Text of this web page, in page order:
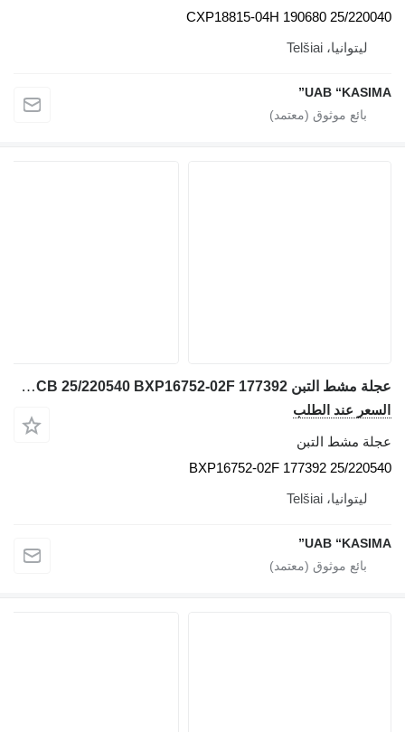
25/220040 CXP18815-04H 190680
ليتوانيا، Telšiai
UAB “KASIMA”
عجلة مشط التبن JCB 25/220540 BXP16752-02F 177392 لـ حفارة JCB JS130W
السعر عند الطلب
عجلة مشط التبن
25/220540 BXP16752-02F 177392
ليتوانيا، Telšiai
UAB “KASIMA”